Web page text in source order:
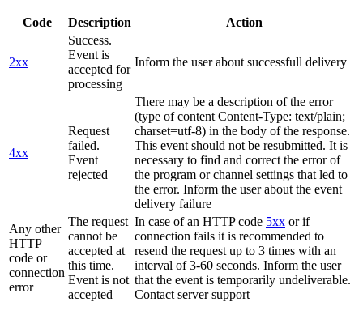
Code Description Action
2xx
Success.
Event is
accepted for
processing
Inform the user about successfull delivery
4xx
Request
failed.
Event
rejected
There may be a description of the error
(type of content Content-Type: text/plain;
charset=utf-8) in the body of the response.
This event should not be resubmitted. It is
necessary to find and correct the error of
the program or channel settings that led to
the error. Inform the user about the event
delivery failure
Any other
HTTP
code or
connection
error
The request
cannot be
accepted at
this time.
Event is not
accepted
In case of an HTTP code 5xx or if
connection fails it is recommended to
resend the request up to 3 times with an
interval of 3-60 seconds. Inform the user
that the event is temporarily undeliverable.
Contact server support